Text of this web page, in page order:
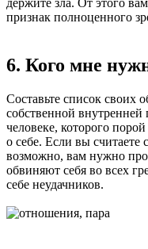
признак полноценного
6. Кого мне
Составьте список своих
собственной
человеке, которого
о себе. Если вы
возможно, вам нужно
обвиняют себя во всех
себе неудачников.